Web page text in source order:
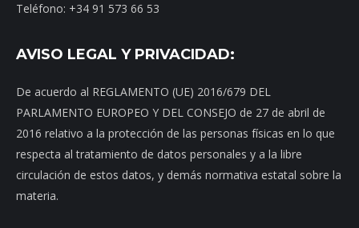
Teléfono: +34 91 573 66 53
AVISO LEGAL Y PRIVACIDAD:
De acuerdo al REGLAMENTO (UE) 2016/679 DEL
PARLAMENTO EUROPEO Y DEL CONSEJO de 27 de abril de
2016 relativo a la protección de las personas físicas en lo que
respecta al tratamiento de datos personales y a la libre
circulación de estos datos, y demás normativa estatal sobre la
materia.